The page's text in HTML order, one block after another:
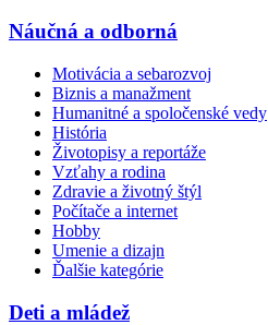
Náučná a odborná
Motivácia a sebarozvoj
Biznis a manažment
Humanitné a spoločenské vedy
História
Životopisy a reportáže
Vzťahy a rodina
Zdravie a životný štýl
Počítače a internet
Hobby
Umenie a dizajn
Ďalšie kategórie
Deti a mládež